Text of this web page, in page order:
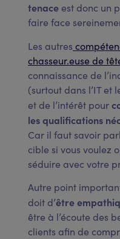
tenace est donc un
faire face
Les autres
chasseur.euse de
connaissance de
(surtout dans l’IT et
et de l’intérêt pour
les qualifications
Car il faut savoir
cible si vous voulez
séduire avec votre
Autre point
doit d’être
être à l’écoute des
clients afin de